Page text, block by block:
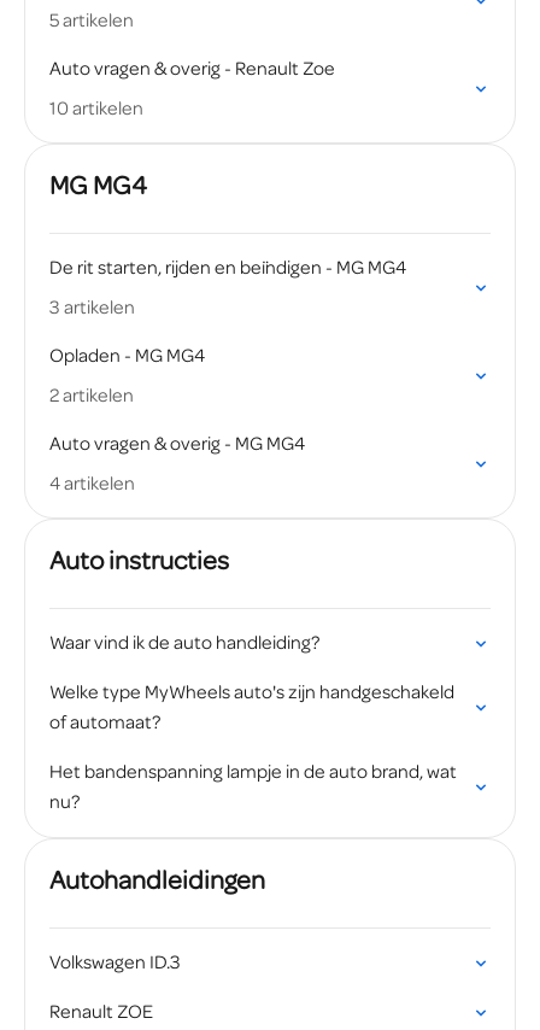
5 artikelen
Auto vragen & overig - Renault Zoe
10 artikelen
MG MG4
De rit starten, rijden en beïndigen - MG MG4
3 artikelen
Opladen - MG MG4
2 artikelen
Auto vragen & overig - MG MG4
4 artikelen
Auto instructies
Waar vind ik de auto handleiding?
Welke type MyWheels auto's zijn handgeschakeld
of automaat?
Het bandenspanning lampje in de auto brand, wat
nu?
Autohandleidingen
Volkswagen ID.3
Renault ZOE